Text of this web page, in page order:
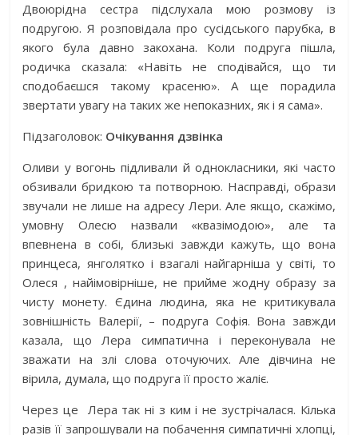
Двоюрідна сестра підслухала мою розмову із
подругою. Я розповідала про сусідського парубка, в
якого була давно закохана. Коли подруга пішла,
родичка сказала: «Навіть не сподівайся, що ти
сподобаєшся такому красеню». А ще порадила
звертати увагу на таких же непоказних, як і я сама».
Підзаголовок: Очікування дзвінка
Оливи у вогонь підливали й однокласники, які часто
обзивали бридкою та потворною. Насправді, образи
звучали не лише на адресу Лери. Але якщо, скажімо,
умовну Олесю назвали «квазімодою», але та
впевнена в собі, близькі завжди кажуть, що вона
принцеса, янголятко і взагалі найгарніша у світі, то
Олеся , найімовірніше, не прийме жодну образу за
чисту монету. Єдина людина, яка не критикувала
зовнішність Валерії, – подруга Софія. Вона завжди
казала, що Лера симпатична і переконувала не
зважати на злі слова оточуючих. Але дівчина не
вірила, думала, що подруга її просто жаліє.
Через це
Лера так ні з ким і не зустрічалася. Кілька
разів її запрошували на побачення симпатичні хлопці,